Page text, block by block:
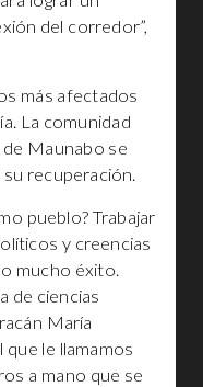
del corredor”,
más afectados
La comunidad
Maunabo se
recuperación.
pueblo? Trabajar
y creencias
mucho éxito.
de ciencias
María
le llamamos
a mano que se